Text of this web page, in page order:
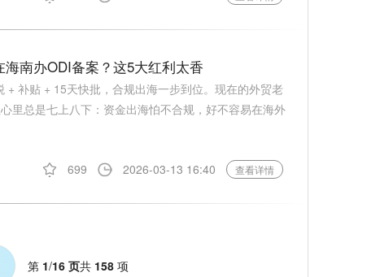
南办ODI备案？这5大红利太香
补贴 + 15天快批，合规出海一步到位。现在的外贸老
里总是七上八下：资金出海怕不合规，好不容易在海外
699 2026-03-13 16:40 查看详情
第 1/16 页共 158 项